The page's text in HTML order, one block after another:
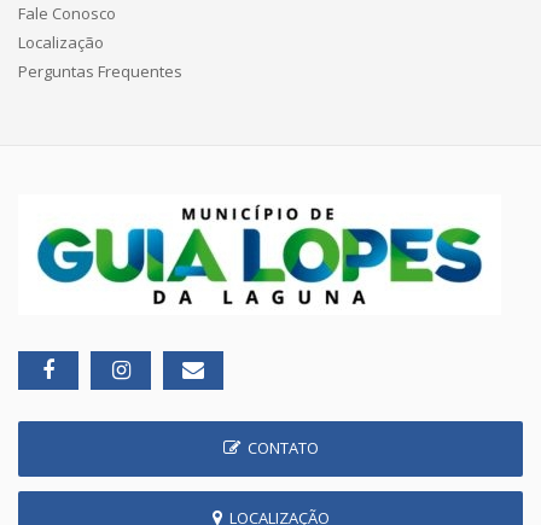
Fale Conosco
Localização
Perguntas Frequentes
CONTATO
LOCALIZAÇÃO